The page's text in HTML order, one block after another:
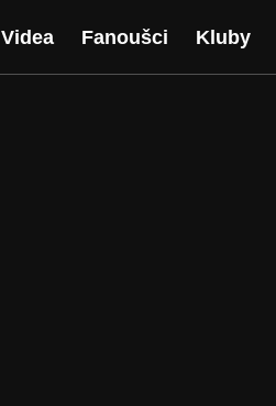
Videa Fanoušci Kluby